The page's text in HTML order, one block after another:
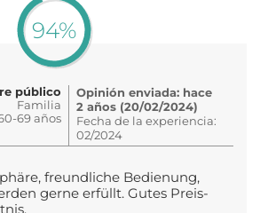
94%
público
Familia
69 años
Opinión enviada: hace
2 años (20/02/2024)
Fecha de la experiencia:
02/2024
freundliche Bedienung,
gerne erfüllt. Gutes Preis-